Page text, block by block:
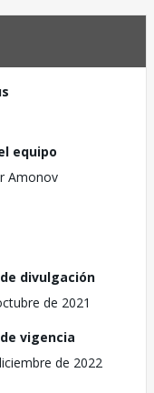
equipo
Amonov
divulgación
de 2021
vigencia
de 2022